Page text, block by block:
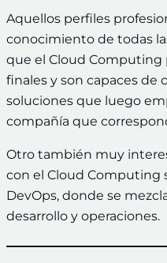
Aquellos perfiles
conocimiento de todas
que el Cloud Computing
finales y son capaces de
soluciones que luego
compañía que
Otro también muy
con el Cloud Computing
DevOps, donde se
desarrollo y operaciones.